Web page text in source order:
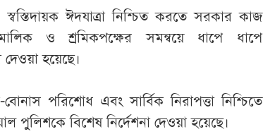
স্বস্তিদায়ক ঈদযাত্রা নিশ্চিত করতে সরকার কাজ
ও শ্রমিকপক্ষের সমন্বয়ে ধাপে ধাপে
হয়েছে।
পরিশোধ এবং সার্বিক নিরাপত্তা নিশ্চিতে
পুলিশকে বিশেষ নির্দেশনা দেওয়া হয়েছে।